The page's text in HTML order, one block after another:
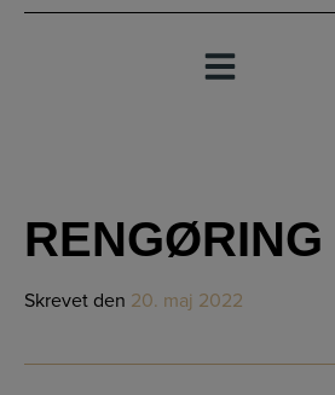
Hop
RENGØRING
Skrevetden 20. maj 2022